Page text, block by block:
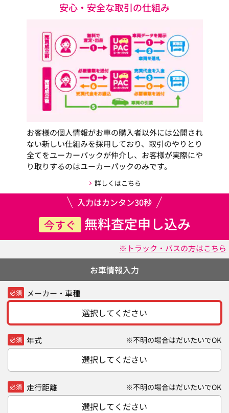
安心・安全な取引の仕組み
お客様の個人情報がお車の購入者以外には公開され
ない新しい仕組みを採用しており、取引のやりとり
全てをユーカーパックが仲介し、お客様が実際にや
り取りするのはユーカーパックのみです。
詳しくはこちら
入力はカンタン30秒
今すぐ 無料査定申し込み
※トラック・バスの方はこちら
お車情報入力
必須 メーカー・車種
選択してください
必須 年式 ※不明の場合はだいたいでOK
選択してください
必須 走行距離 ※不明の場合はだいたいでOK
選択してください